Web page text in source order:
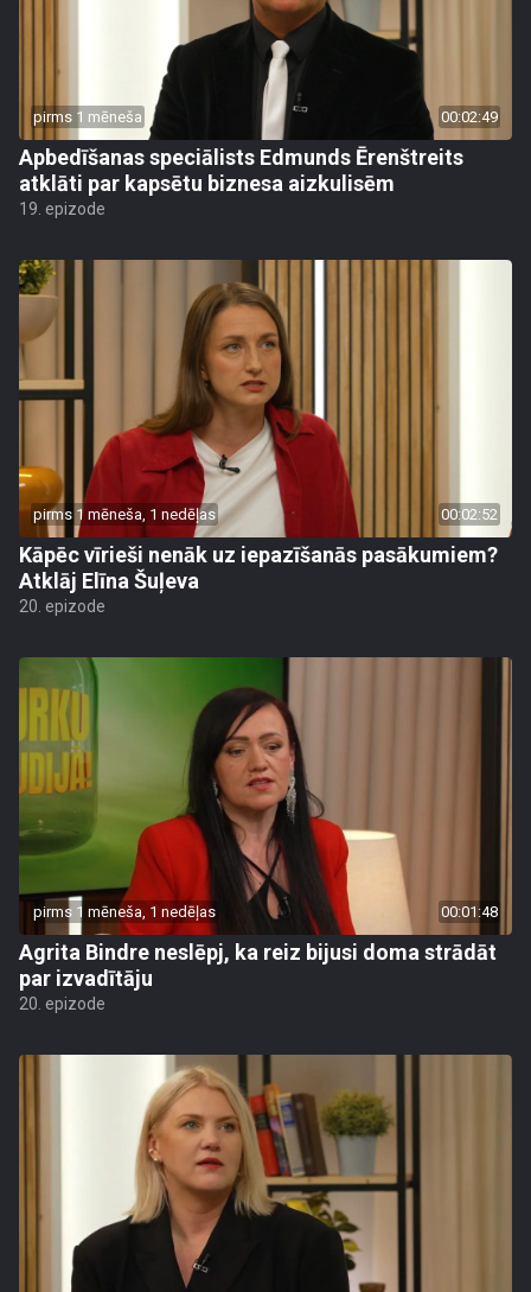
pirms 1 mēneša 00:02:49
Apbedīšanas speciālists Edmunds Ērenštreits
atklāti par kapsētu biznesa aizkulisēm
19. epizode
pirms 1 mēneša, 1 nedēļas 00:02:52
Kāpēc vīrieši nenāk uz iepazīšanās pasākumiem?
Atklāj Elīna Šuļeva
20. epizode
pirms 1 mēneša, 1 nedēļas 00:01:48
Agrita Bindre neslēpj, ka reiz bijusi doma strādāt
par izvadītāju
20. epizode